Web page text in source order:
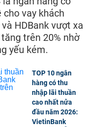
vay khách
HDBank vượt xa
trên 20% nhờ
yếu kém.
TOP 10 ngân
hàng có thu
nhập lãi thuần
cao nhất nửa
đầu năm 2026:
VietinBank